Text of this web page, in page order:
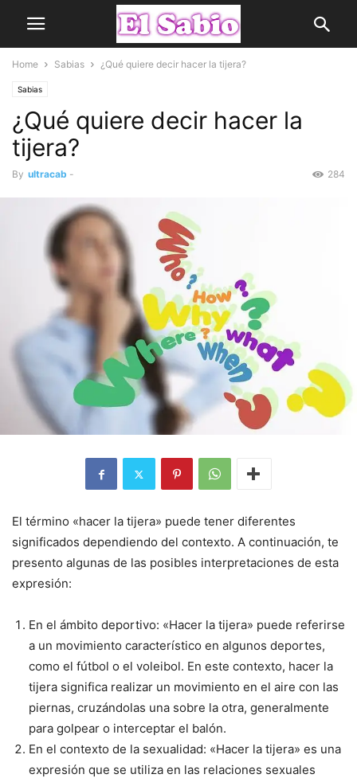
Home Sabias ¿Qué quiere decir hacer la tijera?
Sabias
¿Qué quiere decir hacer la
tijera?
By ultracab - 284
El término «hacer la tijera» puede tener diferentes
significados dependiendo del contexto. A continuación, te
presento algunas de las posibles interpretaciones de esta
expresión:
En el ámbito deportivo: «Hacer la tijera» puede referirse
a un movimiento característico en algunos deportes,
como el fútbol o el voleibol. En este contexto, hacer la
tijera significa realizar un movimiento en el aire con las
piernas, cruzándolas una sobre la otra, generalmente
para golpear o interceptar el balón.
En el contexto de la sexualidad: «Hacer la tijera» es una
expresión que se utiliza en las relaciones sexuales